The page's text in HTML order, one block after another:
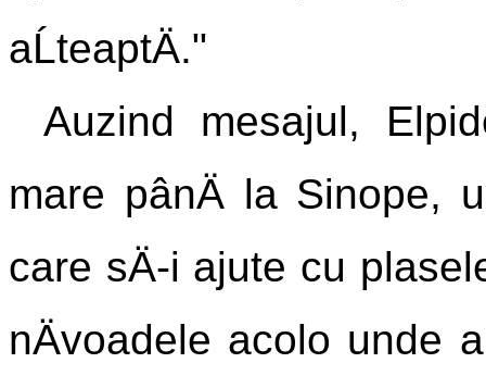
aĹteaptÄ."
Auzind mesajul,
mare pânÄ la Sinope,
care sÄ-i ajute cu
nÄvoadele acolo